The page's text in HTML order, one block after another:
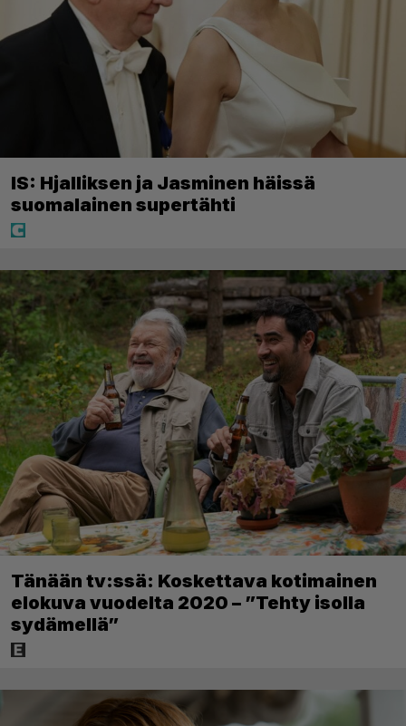
IS: Hjalliksen ja Jasminen häissä
suomalainen supertähti
Tänään tv:ssä: Koskettava kotimainen
elokuva vuodelta 2020 – ”Tehty isolla
sydämellä”